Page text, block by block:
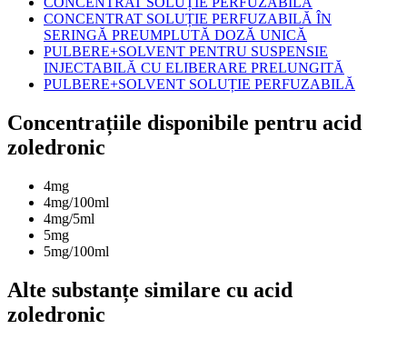
CONCENTRAT SOLUȚIE PERFUZABILĂ ÎN
SERINGĂ PREUMPLUTĂ DOZĂ UNICĂ
PULBERE+SOLVENT PENTRU SUSPENSIE
INJECTABILĂ CU ELIBERARE PRELUNGITĂ
PULBERE+SOLVENT SOLUȚIE PERFUZABILĂ
Concentrațiile disponibile pentru acid
zoledronic
4mg
4mg/100ml
4mg/5ml
5mg
5mg/100ml
Alte substanțe similare cu acid
zoledronic